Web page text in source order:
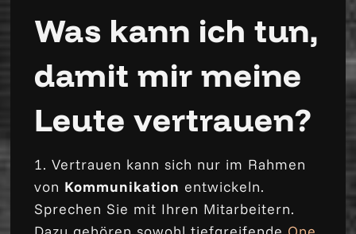
Was kann ich tun,
damit mir meine
Leute vertrauen?
1. Vertrauen kann sich nur im Rahmen
von Kommunikation entwickeln.
Sprechen Sie mit Ihren Mitarbeitern.